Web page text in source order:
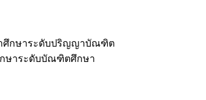
ศึกษาระดับปริญญาบัณฑิต
กษาระดับบัณฑิตศึกษา